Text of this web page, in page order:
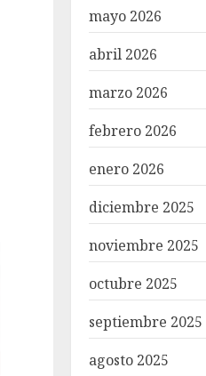
mayo 2026
abril 2026
marzo 2026
febrero 2026
enero 2026
diciembre 2025
noviembre 2025
octubre 2025
septiembre 2025
agosto 2025